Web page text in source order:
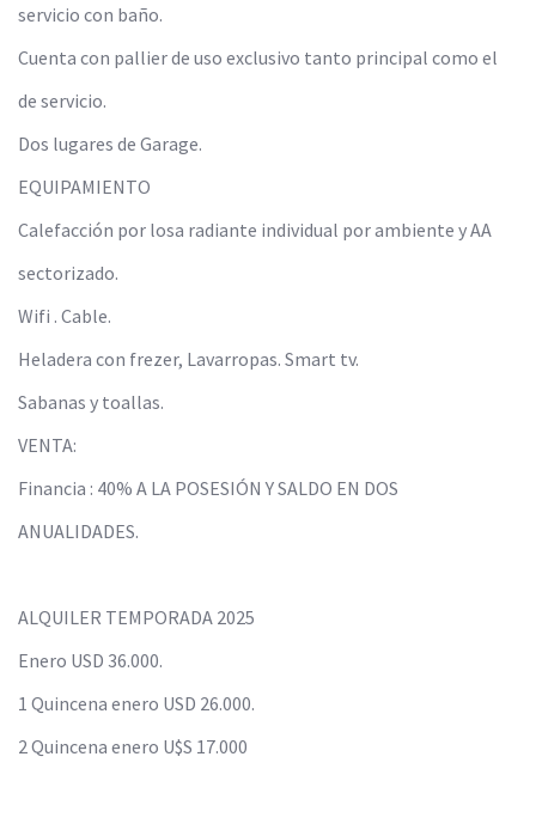
servicio con baño.
Cuenta con pallier de uso exclusivo tanto principal como el
de servicio.
Dos lugares de Garage.
EQUIPAMIENTO
Calefacción por losa radiante individual por ambiente y AA
sectorizado.
Wifi . Cable.
Heladera con frezer, Lavarropas. Smart tv.
Sabanas y toallas.
VENTA:
Financia : 40% A LA POSESIÓN Y SALDO EN DOS
ANUALIDADES.
ALQUILER TEMPORADA 2025
Enero USD 36.000.
1 Quincena enero USD 26.000.
2 Quincena enero U$S 17.000